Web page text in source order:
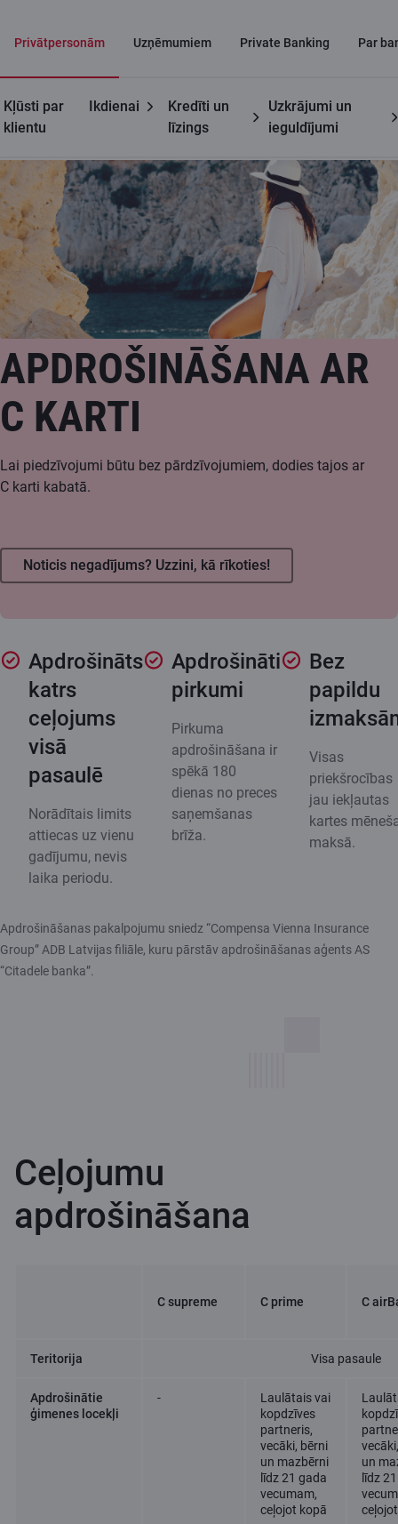
Privātpersonām Uzņēmumiem Private Banking Par
Kļūsti par
klientu
Ikdienai
Kredīti un
līzings
Uzkrājumi un
ieguldījumi
Privātpersonām C karšu apdrošināšana
APDROŠINĀŠANA AR
C KARTI
Lai piedzīvojumi būtu bez pārdzīvojumiem, dodies tajos ar
C karti kabatā.
Noticis negadījums? Uzzini, kā rīkoties!
Apdrošināts
katrs
ceļojums
visā
pasaulē
Norādītais limits
attiecas uz vienu
gadījumu, nevis
laika periodu.
Apdrošināti
pirkumi
Pirkuma
apdrošināšana ir
spēkā 180
dienas no preces
saņemšanas
brīža.
Bez
papildu
Visas
priekšrocības
jau iekļautas
kartes
maksā.
Apdrošināšanas pakalpojumu sniedz “Compensa Vienna Insurance
Group” ADB Latvijas filiāle, kuru pārstāv apdrošināšanas aģents AS
“Citadele banka”.
Ceļojumu
apdrošināšana
C supreme C prime C
Teritorija Visa pasaule
Apdrošinātie
ģimenes locekļi
-
Laulātais vai
kopdzīves
partneris,
vecāki, bērni
un mazbērni
līdz 21 gada
vecumam,
ceļojot kopā
un
līdz